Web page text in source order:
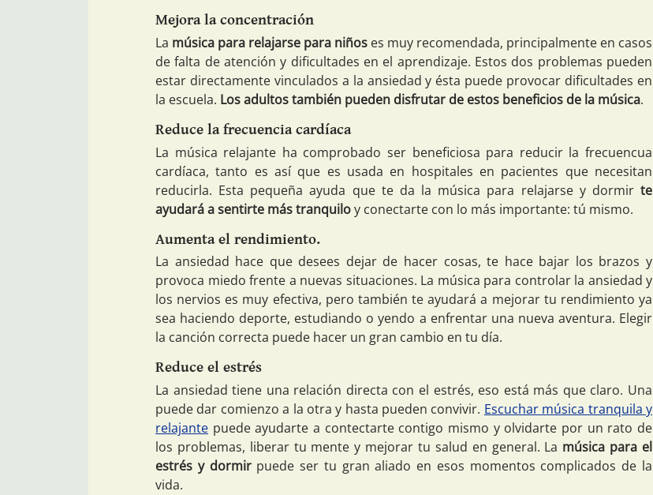
Mejora la concentración
La música para relajarse para niños es muy recomendada, principalmente en casos
de falta de atención y dificultades en el aprendizaje. Estos dos problemas pueden
estar directamente vinculados a la ansiedad y ésta puede provocar dificultades en
la escuela. Los adultos también pueden disfrutar de estos beneficios de la música.
Reduce la frecuencia cardíaca
La música relajante ha comprobado ser beneficiosa para reducir la frecuencua
cardíaca, tanto es así que es usada en hospitales en pacientes que necesitan
reducirla. Esta pequeña ayuda que te da la música para relajarse y dormir te
ayudará a sentirte más tranquiloy conectarte con lo más importante: tú mismo.
Aumenta el rendimiento.
La ansiedad hace que desees dejar de hacer cosas, te hace bajar los brazos y
provoca miedo frente a nuevas situaciones. La música para controlar la ansiedad y
los nervios es muy efectiva, pero también te ayudará a mejorar tu rendimiento ya
sea haciendo deporte, estudiando o yendo a enfrentar una nueva aventura. Elegir
la canción correcta puede hacer un gran cambio en tu día.
Reduce el estrés
La ansiedad tiene una relación directa con el estrés, eso está más que claro. Una
puede dar comienzo a la otra y hasta pueden convivir. Escuchar música tranquila y
relajante puede ayudarte a contectarte contigo mismo y olvidarte por un rato de
los problemas, liberar tu mente y mejorar tu salud en general. La música para el
estrés y dormirpuede ser tu gran aliado en esos momentos complicados de la
vida.